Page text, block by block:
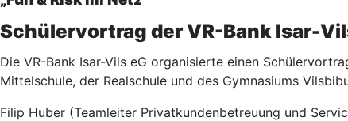
Schülervortrag der VR-Bank Isar-
Die VR-Bank Isar-Vils eG organisierte einen
Mittelschule, der Realschule und des Gymnasiums
Filip Huber (Teamleiter Privatkundenbetreuung und